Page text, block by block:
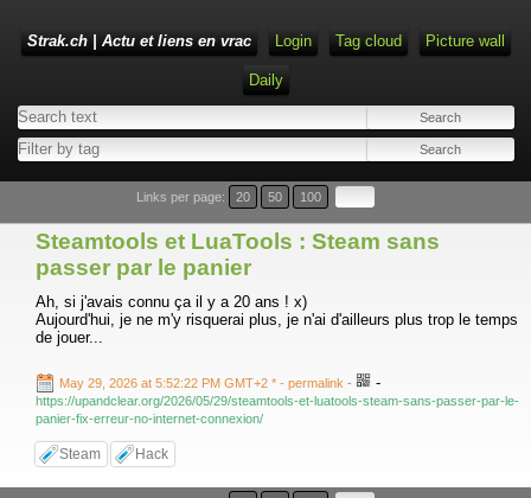
Strak.ch | Actu et liens en vrac Login Tag cloud Picture wall
Daily
Links per page: 20 50 100
Steamtools et LuaTools : Steam sans
passer par le panier
Ah, si j'avais connu ça il y a 20 ans ! x)
Aujourd'hui, je ne m'y risquerai plus, je n'ai d'ailleurs plus trop le temps
de jouer...
May 29, 2026 at 5:52:22 PM GMT+2 * - permalink - -
https://upandclear.org/2026/05/29/steamtools-et-luatools-steam-sans-passer-par-le-
panier-fix-erreur-no-internet-connexion/
Steam Hack